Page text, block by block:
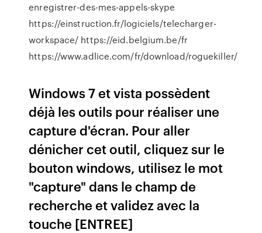
enregistrer-des-mes-appels-skype
https://einstruction.fr/logiciels/telecharger-
workspace/ https://eid.belgium.be/fr
https://www.adlice.com/fr/download/roguekiller/
Windows 7 et vista possèdent
déjà les outils pour réaliser une
capture d'écran. Pour aller
dénicher cet outil, cliquez sur le
bouton windows, utilisez le mot
"capture" dans le champ de
recherche et validez avec la
touche [ENTREE]